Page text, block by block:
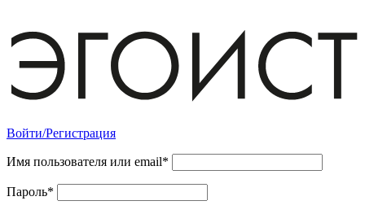
Войти/Регистрация
Имя пользователя или email*
Пароль*